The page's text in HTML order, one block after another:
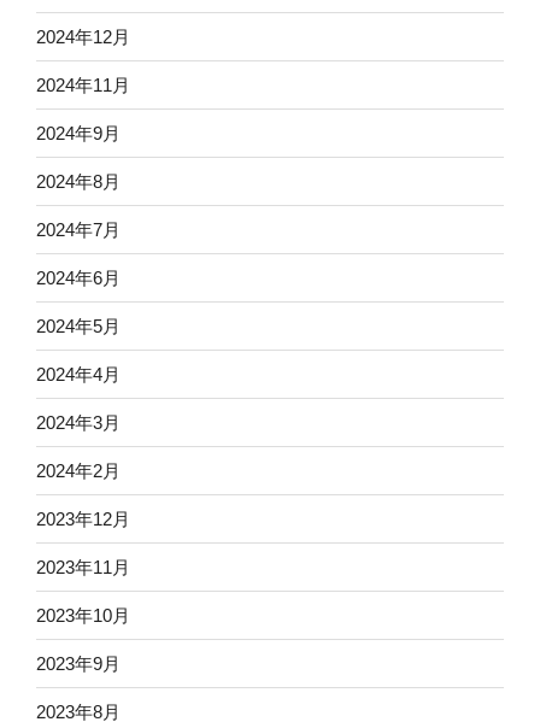
2024年12月
2024年11月
2024年9月
2024年8月
2024年7月
2024年6月
2024年5月
2024年4月
2024年3月
2024年2月
2023年12月
2023年11月
2023年10月
2023年9月
2023年8月